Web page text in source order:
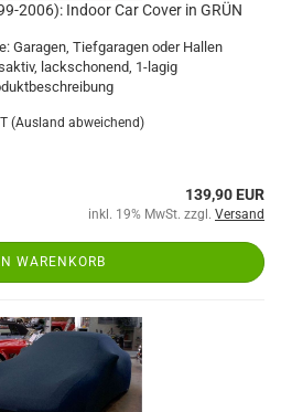
2006): Indoor Car Cover in GRÜN
Garagen, Tiefgaragen oder Hallen
lackschonend, 1-lagig
(Ausland abweichend)
139,90 EUR
inkl. 19% MwSt. zzgl. Versand
WARENKORB